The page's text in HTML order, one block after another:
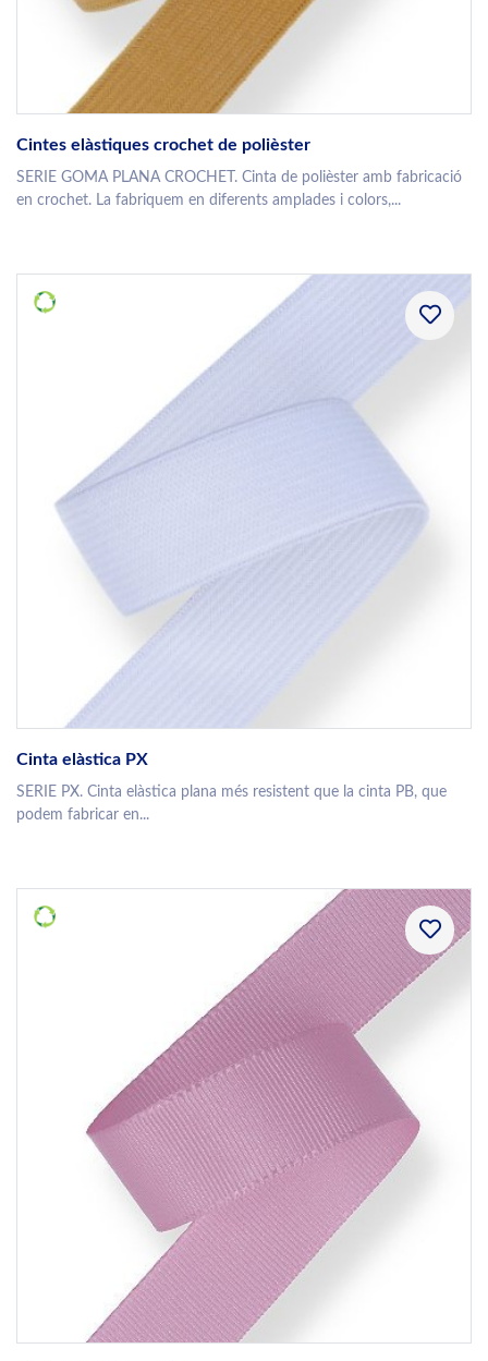
Cintes elàstiques crochet de polièster
SERIE GOMA PLANA CROCHET. Cinta de polièster amb fabricació
en crochet. La fabriquem en diferents amplades i colors,...
Cinta elàstica PX
SERIE PX. Cinta elàstica plana més resistent que la cinta PB, que
podem fabricar en...